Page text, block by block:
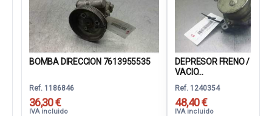
BOMBA DIRECCION 7613955535
Ref. 1186846
36,30 €
IVA incluido
DEPRESOR FRENO /
VACIO...
Ref. 1240354
48,40 €
IVA incluido